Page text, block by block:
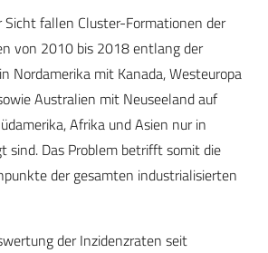
Sicht fallen Cluster-Formationen der
von 2010 bis 2018 entlang der
Nordamerika mit Kanada, Westeuropa
Australien mit Neuseeland auf
Afrika und Asien nur in
sind. Das Problem betrifft somit die
der gesamten industrialisierten
der Inzidenzraten seit